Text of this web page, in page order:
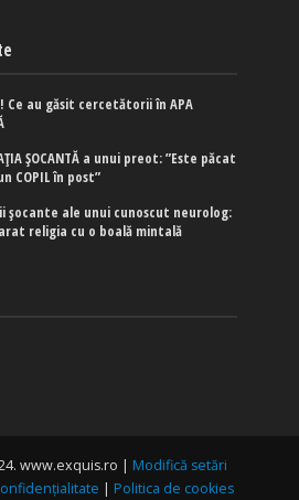
Ce au găsit cercetătorii în APA
ȘOCANTĂ a unui preot: ”Este păcat
COPIL în post”
şocante ale unui cunoscut neurolog:
religia cu o boală mintală
www.exquis.ro | Modifică setări
| Politica de cookies